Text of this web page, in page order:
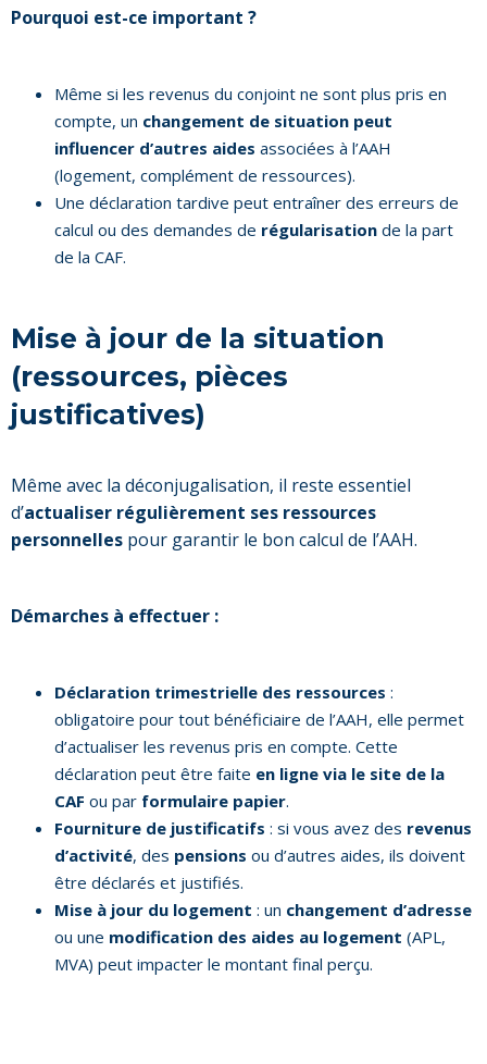
Pourquoi est-ce important ?
Même si les revenus du conjoint ne sont plus pris en
compte, un changement de situation peut
influencer d’autres aides associées à l’AAH
(logement, complément de ressources).
Une déclaration tardive peut entraîner des erreurs de
calcul ou des demandes de régularisation de la part
de la CAF.
Mise à jour de la situation
(ressources, pièces
justificatives)
Même avec la déconjugalisation, il reste essentiel
d’actualiser régulièrement ses ressources
personnelles pour garantir le bon calcul de l’AAH.
Démarches à effectuer :
Déclaration trimestrielle des ressources :
obligatoire pour tout bénéficiaire de l’AAH, elle permet
d’actualiser les revenus pris en compte. Cette
déclaration peut être faite en ligne via le site de la
CAF ou par formulaire papier.
Fourniture de justificatifs : si vous avez des revenus
d’activité, des pensions ou d’autres aides, ils doivent
être déclarés et justifiés.
Mise à jour du logement : un changement d’adresse
ou une modification des aides au logement (APL,
MVA) peut impacter le montant final perçu.